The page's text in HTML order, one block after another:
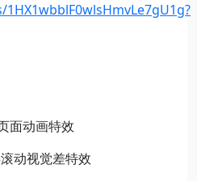
面动画特效
动视觉差特效